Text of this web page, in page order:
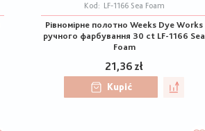
Kod: LF-1166 Sea Foam
Рівномірне полотно Weeks Dye Works
ручного фарбування 30 ct LF-1166 Sea
Foam
21,36 zł
Kupić